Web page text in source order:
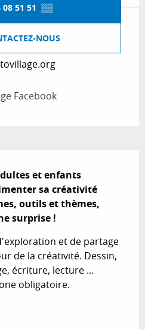
08 51 51 ▒▒
NOUS
Facebook
et enfants
sa créativité
outils et thèmes,
surprise !
et de partage
de la créativité. Dessin,
écriture, lecture …
obligatoire.